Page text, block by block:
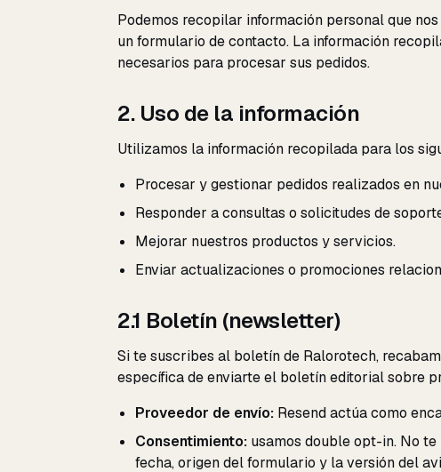
Podemos recopilar información personal que
un formulario de contacto. La información
necesarios para procesar sus pedidos.
2. Uso de la información
Utilizamos la información recopilada para los
Procesar y gestionar pedidos realizados en
Responder a consultas o solicitudes de
Mejorar nuestros productos y servicios.
Enviar actualizaciones o promociones
2.1 Boletín (newsletter)
Si te suscribes al boletín de Ralorotech,
específica de enviarte el boletín editorial sobre
Proveedor de envío: Resend actúa como
Consentimiento: usamos double opt-in. No
fecha, origen del formulario y la versión del